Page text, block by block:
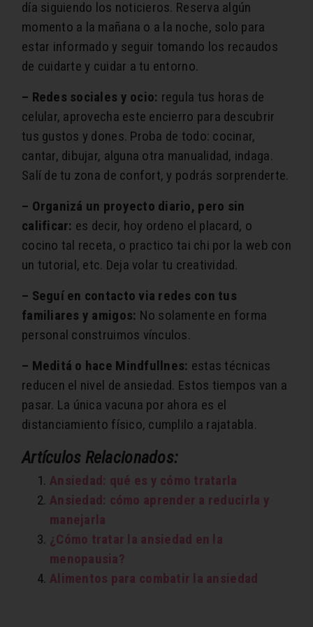
día siguiendo los noticieros. Reserva algún
momento a la mañana o a la noche, solo para
estar informado y seguir tomando los recaudos
de cuidarte y cuidar a tu entorno.
– Redes sociales y ocio: regula tus horas de
celular, aprovecha este encierro para descubrir
tus gustos y dones. Proba de todo: cocinar,
cantar, dibujar, alguna otra manualidad, indaga.
Salí de tu zona de confort, y podrás sorprenderte.
– Organizá un proyecto diario, pero sin
calificar: es decir, hoy ordeno el placard, o
cocino tal receta, o practico tai chi por la web con
un tutorial, etc. Deja volar tu creatividad.
– Seguí en contacto via redes con tus
familiares y amigos: No solamente en forma
personal construimos vínculos.
– Meditá o hace Mindfullnes: estas técnicas
reducen el nivel de ansiedad. Estos tiempos van a
pasar. La única vacuna por ahora es el
distanciamiento físico, cumplilo a rajatabla.
Artículos Relacionados:
Ansiedad: qué es y cómo tratarla
Ansiedad: cómo aprender a reducirla y
manejarla
¿Cómo tratar la ansiedad en la
menopausia?
Alimentos para combatir la ansiedad